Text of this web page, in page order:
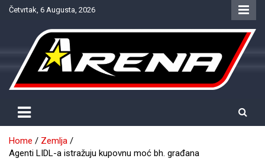
SkipČetvrtak, 6 Augusta, 2026
NTV Arena
Home
Zemlja
Agenti LIDL-a istražuju kupovnu moć bh. građana